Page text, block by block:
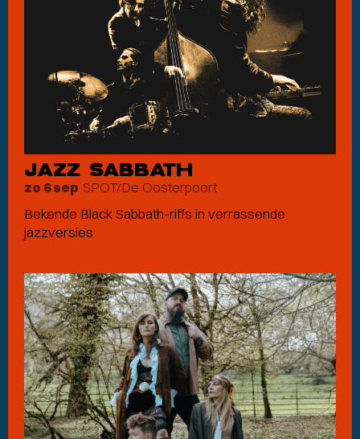
JAZZ SABBATH
zo 6 sep SPOT/De Oosterpoort
Bekende Black Sabbath-riffs in verrassende
jazzversies